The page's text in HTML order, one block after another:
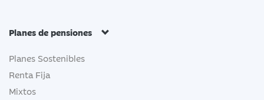
Planes de pensiones
Planes Sostenibles
Renta Fija
Mixtos